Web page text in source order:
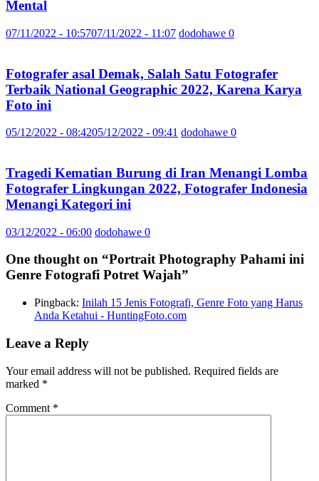
Mental
07/11/2022 - 10:5707/11/2022 - 11:07 dodohawe 0
Fotografer asal Demak, Salah Satu Fotografer
Terbaik National Geographic 2022, Karena Karya
Foto ini
05/12/2022 - 08:4205/12/2022 - 09:41 dodohawe 0
Tragedi Kematian Burung di Iran Menangi Lomba
Fotografer Lingkungan 2022, Fotografer Indonesia
Menangi Kategori ini
03/12/2022 - 06:00 dodohawe 0
One thought on “Portrait Photography Pahami ini
Genre Fotografi Potret Wajah”
Pingback: Inilah 15 Jenis Fotografi, Genre Foto yang Harus
Anda Ketahui - HuntingFoto.com
Leave a Reply
Your email address will not be published. Required fields are
marked *
Comment *